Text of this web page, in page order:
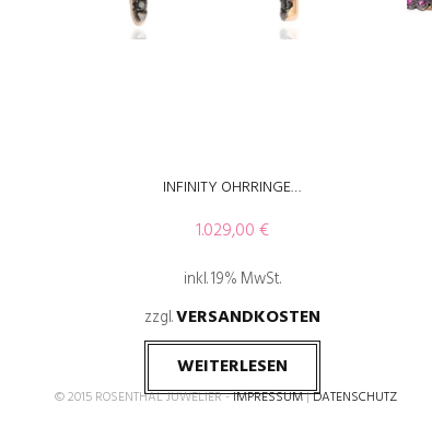
INFINITY OHRRINGE…
1.029,00€
inkl. 19% MwSt.
zzgl.VERSANDKOSTEN
WEITERLESEN
© 2015 ROSENTHAL JUWELIER -IMPRESSUM|DATENSCHUTZ